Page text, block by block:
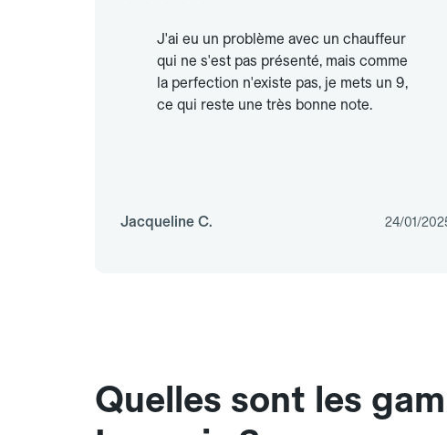
J'ai eu un problème avec un chauffeur
qui ne s'est pas présenté, mais comme
la perfection n'existe pas, je mets un 9,
ce qui reste une très bonne note.
Jacqueline C. 24/01/
Quelles sont les